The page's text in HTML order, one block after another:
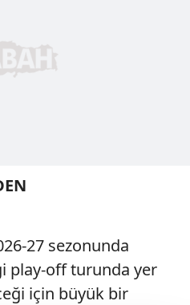
27 sezonunda
play-off turunda yer
için büyük bir